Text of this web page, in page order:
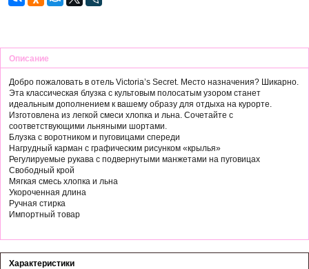
Описание
Добро пожаловать в отель Victoria’s Secret. Место назначения? Шикарно.
Эта классическая блузка с культовым полосатым узором станет
идеальным дополнением к вашему образу для отдыха на курорте.
Изготовлена ​​из легкой смеси хлопка и льна. Сочетайте с
соответствующими льняными шортами.
Блузка с воротником и пуговицами спереди
Нагрудный карман с графическим рисунком «крылья»
Регулируемые рукава с подвернутыми манжетами на пуговицах
Свободный крой
Мягкая смесь хлопка и льна
Укороченная длина
Ручная стирка
Импортный товар
Характеристики